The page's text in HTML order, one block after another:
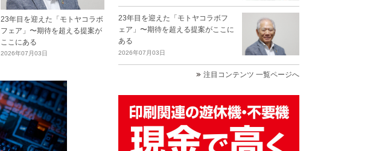
23年目を迎えた「モトヤコラボ
フェア」〜期待を超える提案が
ここにある
2026年07月03日
23年目を迎えた「モトヤコラボフ
ェア」〜期待を超える提案がここに
ある
2026年07月03日
注目コンテンツ 一覧ページへ